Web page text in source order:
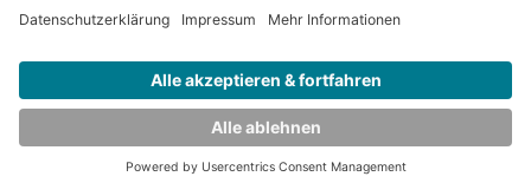
Entwickelt durchJOBIQO